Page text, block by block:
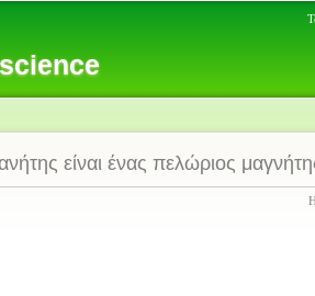
είναι ένας πελώριος